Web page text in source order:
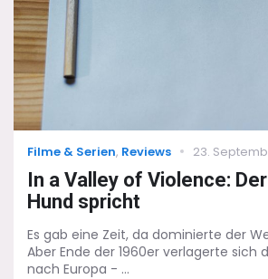
Categories
Filme & Serien, Reviews
Posted
23.
In a Valley of Violence:
Hund spricht
Es gab eine Zeit, da dominierte der
Aber Ende der 1960er verlagerte sich
nach Europa - ...